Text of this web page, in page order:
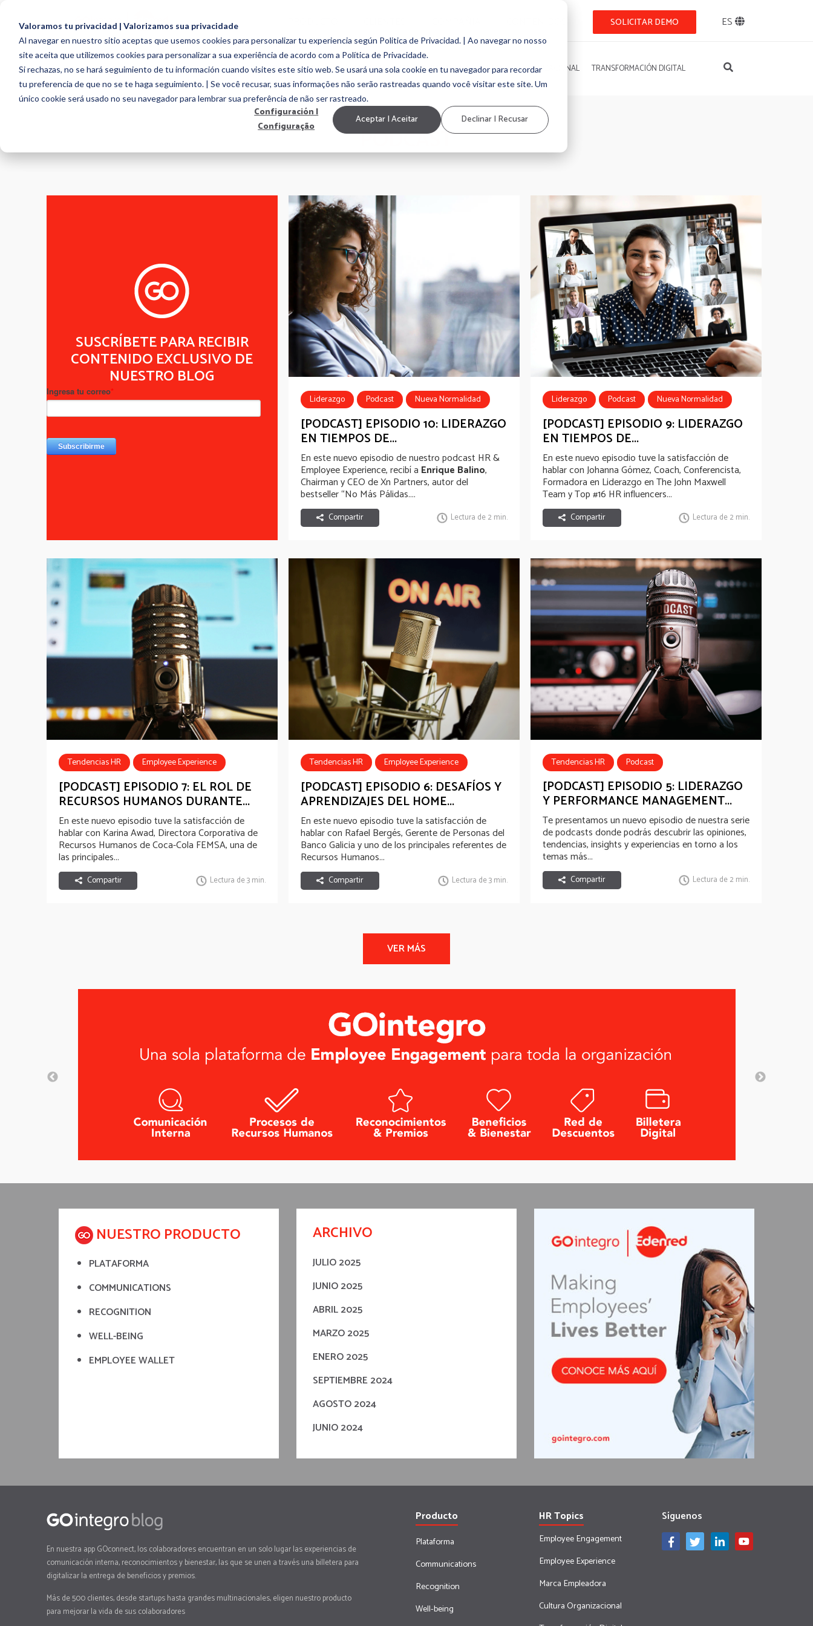
Valoramos tu privacidad | Valorizamos sua privacidade
Al navegar en nuestro sitio aceptas que usemos cookies para personalizar tu experiencia según Politica de Privacidad. | Ao navegar no nosso
site aceita que utilizemos cookies para personalizar a sua experiência de acordo com a Política de Privacidade.
Si rechazas, no se hará seguimiento de tu información cuando visites este sitio web. Se usará una sola cookie en tu navegador para recordar
tu preferencia de que no se te haga seguimiento. | Se você recusar, suas informações não serão rastreadas quando você visitar este site. Um
único cookie será usado no seu navegador para lembrar sua preferência de não ser rastreado.
Configuración |
Configuração
Aceptar | Aceitar Declinar | Recusar
SOLICITAR DEMO ES
EMPLOYEE ENGAGEMENT EMPLOYEE EXPERIENCE MARCA EMPLEADORA CULTURA ORGANIZACIONAL TRANSFORMACIÓN DIGITAL
PODCAST
SUSCRÍBETE PARA RECIBIR
CONTENIDO EXCLUSIVO DE
NUESTRO BLOG
Liderazgo Podcast
Nueva Normalidad
HR influencers 2020
[PODCAST] EPISODIO 10: LIDERAZGO
EN TIEMPOS DE...
En este nuevo episodio de nuestro podcast HR &
Employee Experience, recibí a Enrique Balino,
Chairman y CEO de Xn Partners, autor del
bestseller “No Más Pálidas....
Compartir Lectura de 2 min.
Liderazgo Podcast
Nueva Normalidad
HR influencers 2020
[PODCAST] EPISODIO 9: LIDERAZGO
EN TIEMPOS DE...
En este nuevo episodio tuve la satisfacción de
hablar conJohanna Gómez, Coach, Conferencista,
Formadora en Liderazgo en The John Maxwell
Team y Top #16 HR influencers...
Compartir Lectura de 2 min.
Tendencias HR
Employee Experience
#HRInfluencersLatAm
Podcast
[PODCAST] EPISODIO 7: EL ROL DE
RECURSOS HUMANOS DURANTE...
En este nuevo episodio tuve la satisfacción de
hablar con Karina Awad, Directora Corporativa de
Recursos Humanos de Coca-Cola FEMSA, una de
las principales...
Compartir Lectura de 3 min.
Tendencias HR
Employee Experience
#HRInfluencersLatAm
Podcast
[PODCAST] EPISODIO 6: DESAFÍOS Y
APRENDIZAJES DEL HOME...
En este nuevo episodio tuve la satisfacción de
hablar con Rafael Bergés, Gerente de Personas del
Banco Galicia y uno de los principales referentes de
Recursos Humanos...
Compartir Lectura de 3 min.
Tendencias HR Podcast
[PODCAST] EPISODIO 5: LIDERAZGO
Y PERFORMANCE MANAGEMENT...
Te presentamos un nuevo episodio de nuestra serie
de podcasts donde podrás descubrir las opiniones,
tendencias, insights y experiencias en torno a los
temas más...
Compartir Lectura de 2 min.
NUESTRO PRODUCTO
PLATAFORMA
COMMUNICATIONS
RECOGNITION
WELL-BEING
EMPLOYEE WALLET
ARCHIVO
JULIO 2025
JUNIO 2025
ABRIL 2025
MARZO 2025
ENERO 2025
SEPTIEMBRE 2024
AGOSTO 2024
JUNIO 2024
En nuestra app GOconnect, los colaboradores encuentran en un solo lugar las experiencias de
comunicación interna, reconocimientos y bienestar, las que se unen a través una billetera para
digitalizar la entrega de beneficios y premios.
Más de 500 clientes, desde startups hasta grandes multinacionales, eligen nuestro producto
para mejorar la vida de sus colaboradores
Producto
Plataforma
Communications
Recognition
Well-being
HR Topics
Employee Engagement
Employee Experience
Marca Empleadora
Cultura Organizacional
Síguenos